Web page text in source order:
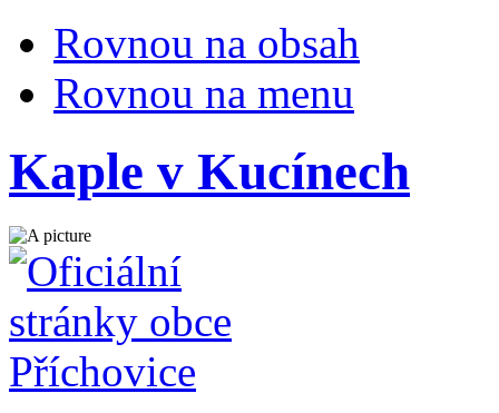
Rovnou na obsah
Rovnou na menu
Kaple v Kucínech